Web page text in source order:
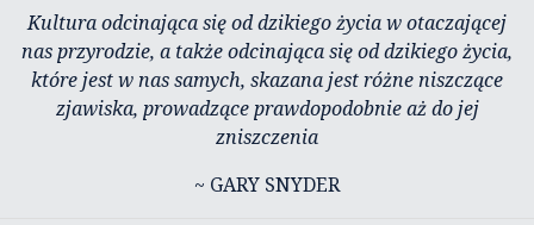
Kultura odcinająca się od dzikiego życia w otaczającej
nas przyrodzie, a także odcinająca się od dzikiego życia,
które jest w nas samych, skazana jest różne niszczące
zjawiska, prowadzące prawdopodobnie aż do jej
zniszczenia
~ GARY SNYDER